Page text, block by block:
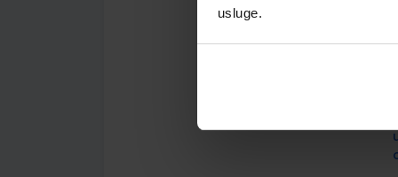
usluge.